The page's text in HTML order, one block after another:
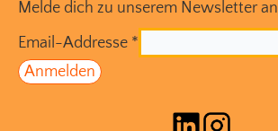
Melde dich zu unserem Newsletter an
Email-Addresse *